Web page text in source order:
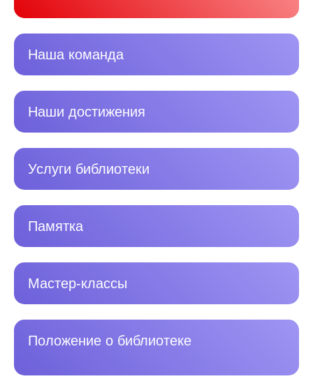
Наша команда
Наши достижения
Услуги библиотеки
Памятка
Мастер-классы
Положение о библиотеке